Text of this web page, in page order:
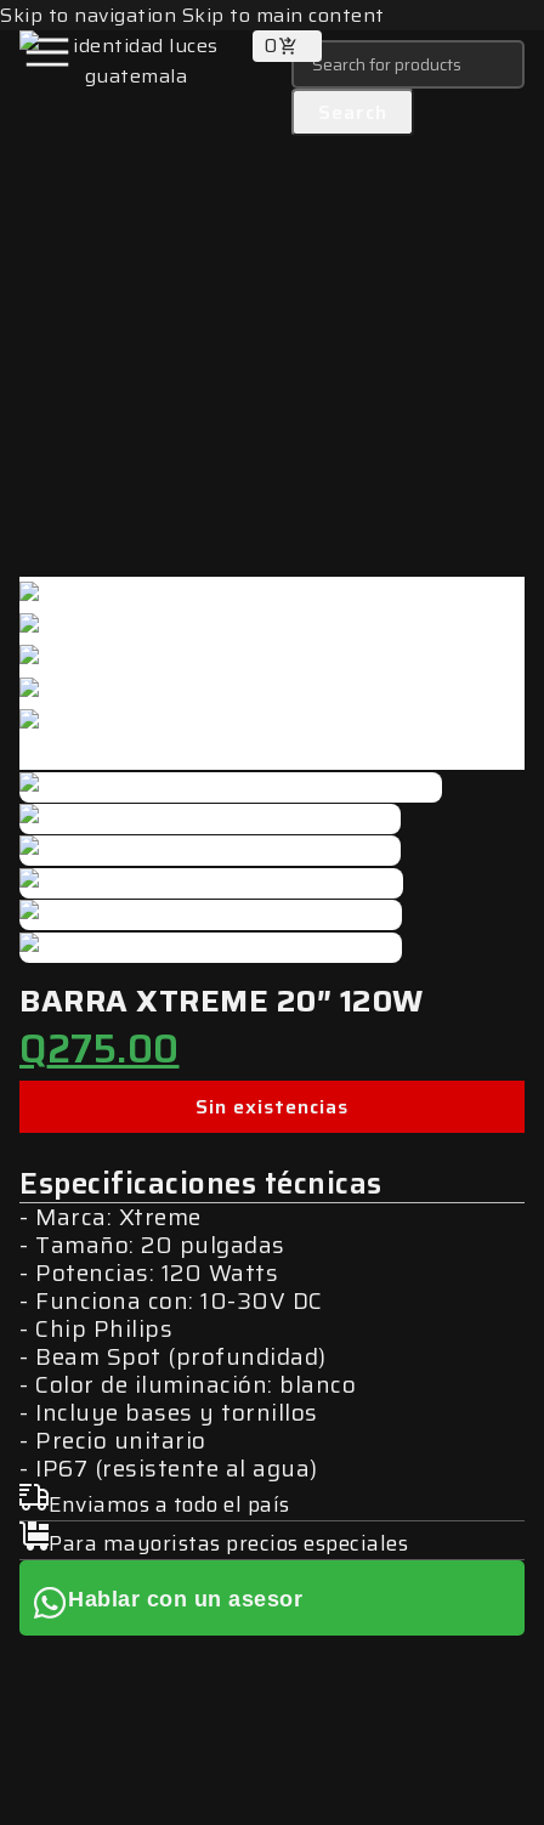
Skip to navigation Skip to main content
0
BARRA XTREME 20″ 120W
Q275.00
Sin existencias
Especificaciones técnicas
Marca: Xtreme
Tamaño: 20 pulgadas
Potencias: 120 Watts
Funciona con: 10-30V DC
Chip Philips
Beam Spot (profundidad)
Color de iluminación: blanco
Incluye bases y tornillos
Precio unitario
IP67 (resistente al agua)
Enviamos a todo el país
Para mayoristas precios especiales
Hablar con un asesor